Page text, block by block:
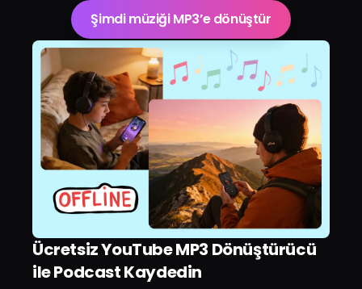
Şimdi müziği MP3’e dönüştür
Ücretsiz YouTube MP3 Dönüştürücü
ile Podcast Kaydedin